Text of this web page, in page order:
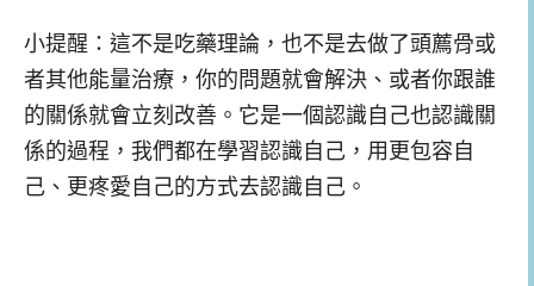
小提醒：這不是吃藥理論，也不是去做了頭薦骨或
者其他能量治療，你的問題就會解決、或者你跟誰
的關係就會立刻改善。它是一個認識自己也認識關
係的過程，我們都在學習認識自己，用更包容自
己、更疼愛自己的方式去認識自己。